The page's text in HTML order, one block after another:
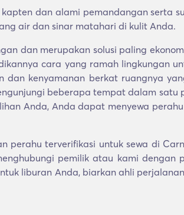
dan alami pemandangan serta
air dan sinar matahari di kulit Anda.
dan merupakan solusi paling
cara yang ramah lingkungan
kenyamanan berkat ruangnya
beberapa tempat dalam
Anda, Anda dapat menyewa
perahu terverifikasi untuk sewa di
pemilik atau kami dengan
liburan Anda, biarkan ahli